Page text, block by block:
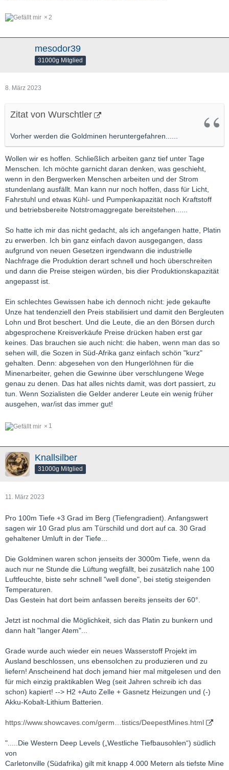
2
mesodor39
31000g Mitglied
8. März 2023
Zitat von Wurschtler
Vorher werden die Goldminen heruntergefahren......
Wollen wir es hoffen. Schließlich arbeiten ganz tief unter Tage
Menschen. Ich möchte garnicht daran denken, was geschieht,
wenn in den Bergwerken Menschen arbeiten und der Strom
stundenlang ausfällt. Man kann nur noch hoffen, dass für Licht,
Fahrstuhl und etwas Kühl- und Pumpenkapazität noch Kraftstoff
und betriebsbereite Notstromaggregate bereitstehen......
So hatte ich mir das nicht gedacht, als ich angefangen hatte, Platin
zu erwerben. Ich bin ganz einfach davon ausgegangen, dass
aufgrund von neuen Gesetzen irgendwann die industrielle
Nachfrage die Produktion derart schnell und hoch überschreiten
und dann die Preise steigen würden, bis dier Produktionskapazität
angepasst ist.
Ein schlechtes Gewissen habe ich dennoch nicht: jede gekaufte
Unze hat tendenziell den Preis stabilisiert und damit den Bergleuten
Lohn und Brot beschert. Und die Leute, die an den Börsen durch
abgesprochene Kreisverkäufe Preise drücken haben erst gar
keines. Das brauchen sie auch nicht: die haben, wenn man das so
sehen will, die Sozen in Süd-Afrika ganz einfach schön "kurz"
gehalten. Denn: abgesehen von den Hungerlöhnen für die
Minenarbeiter, gehen die Gewinne über verschlungene Wege
genau zu denen. Das hat alles nichts damit, was dort passiert, zu
tun. Wenn Sozialisten die Gelder anderer Leute ein wenig früher
ausgehen, war/ist das immer gut!
1
Knallsilber
31000g Mitglied
11. März 2023
Pro 100m Tiefe +3 Grad im Berg (Tiefengradient). Anfangswert
sagen wir 10 Grad plus am Türschild und dort auf ca. 30 Grad
gehaltener Umluft in der Tiefe...
Die Goldminen waren schon jenseits der 3000m Tiefe, wenn da
auch nur ne Stunde die Lüftung wegfällt, bei zusätzlich nahe 100
Luftfeuchte, biste sehr schnell "well done", bei stetig steigenden
Temperaturen.
Das Gestein hat dort beim anfassen bereits jenseits der 60°.
Jetzt ist nochmal die Möglichkeit, sich das Platin zu bunkern und
dann halt "langer Atem"...
Grade wurde auch wieder ein neues Wasserstoff Projekt im
Ausland beschlossen, uns ebensolchen zu produzieren und zu
liefern! Anscheinend hat doch jemand hier mal mitgelesen und den
für mich einzig praktikablen Weg (seit Jahren schreib ich das
schon) kapiert! --> H2 +Auto Zelle + Gasnetz Heizungen und (-)
Akku-Kobalt-Lithium Batterien.
https://www.showcaves.com/germ…tistics/DeepestMines.html
".....Die Western Deep Levels („Westliche Tiefbausohlen“) südlich
von
Carletonville (Südafrika) gilt mit knapp 4.000 Metern als tiefste Mine